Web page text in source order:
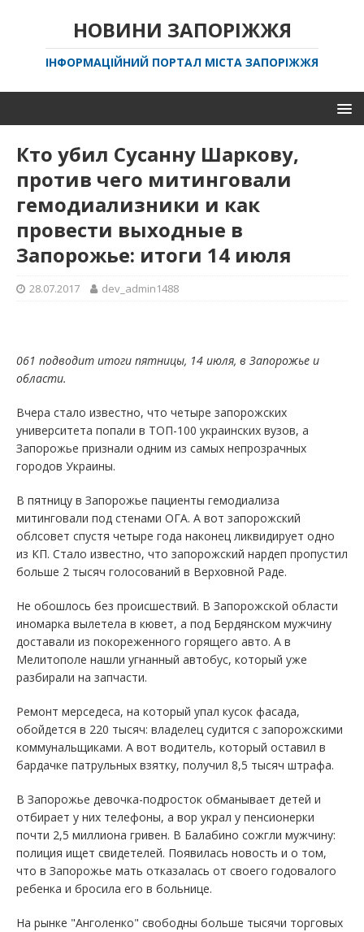
НОВИНИ ЗАПОРІЖЖЯ
ІНФОРМАЦІЙНИЙ ПОРТАЛ МІСТА ЗАПОРІЖЖЯ
Кто убил Сусанну Шаркову,
против чего митинговали
гемодиализники и как
провести выходные в
Запорожье: итоги 14 июля
28.07.2017 dev_admin1488
061 подводит итоги пятницы, 14 июля, в Запорожье и
области.
Вчера стало известно, что четыре запорожских
университета попали в ТОП-100 украинских вузов, а
Запорожье признали одним из самых непрозрачных
городов Украины.
В пятницу в Запорожье пациенты гемодиализа
митинговали под стенами ОГА. А вот запорожский
облсовет спустя четыре года наконец ликвидирует одно
из КП. Стало известно, что запорожский нардеп пропустил
больше 2 тысяч голосований в Верховной Раде.
Не обошлось без происшествий. В Запорожской области
иномарка вылетела в кювет, а под Бердянском мужчину
доставали из покореженного горящего авто. А в
Мелитополе нашли угнанный автобус, который уже
разбирали на запчасти.
Ремонт мерседеса, на который упал кусок фасада,
обойдется в 220 тысяч: владелец судится с запорожскими
коммунальщиками. А вот водитель, который оставил в
бардачке патрульных взятку, получил 8,5 тысяч штрафа.
В Запорожье девочка-подросток обманывает детей и
отбирает у них телефоны, а вор украл у пенсионерки
почти 2,5 миллиона гривен. В Балабино сожгли мужчину:
полиция ищет свидетелей. Появилась новость и о том,
что в Запорожье мать отказалась от своего годовалого
ребенка и бросила его в больнице.
На рынке "Анголенко" свободны больше тысячи торговых